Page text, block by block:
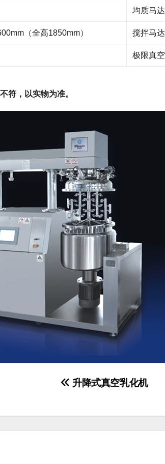
均质马达
（全高1850mm） 搅拌马达
极限真空
符，以实物为准。
升降式真空乳化机